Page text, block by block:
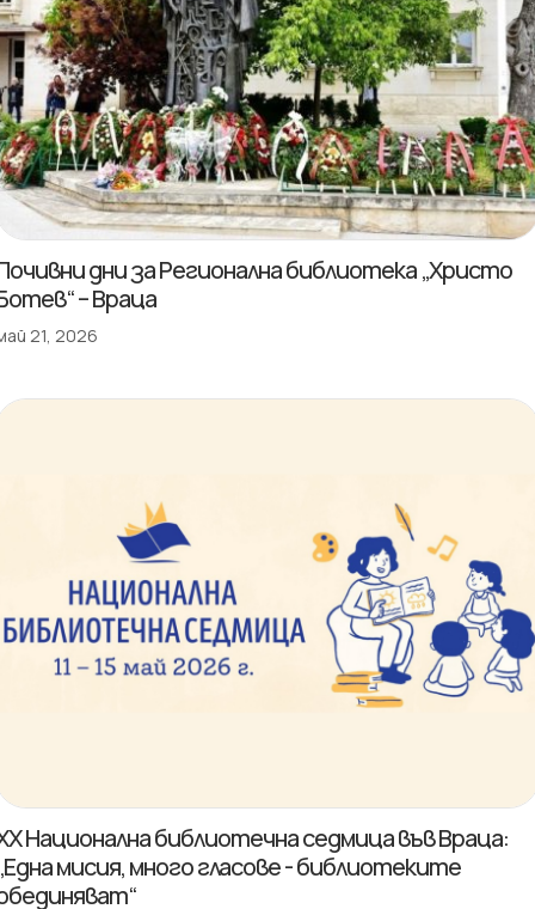
дни за Регионална библиотека „Христо
– Враца
21, 2026
Национална библиотечна седмица във Враца:
мисия, много гласове - библиотеките